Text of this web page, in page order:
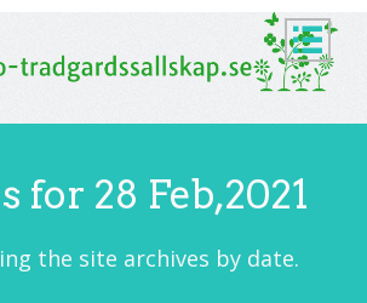
for 28 Feb,2021
the site archives by date.